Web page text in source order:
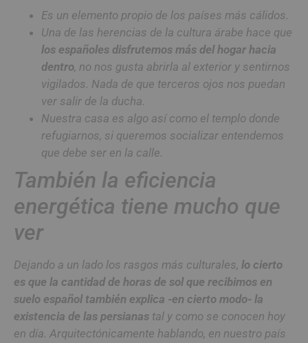
Es un elemento propio de los países más cálidos.
Una de las herencias de la cultura árabe hace que
los españoles disfrutemos más del hogar hacia
dentro, no nos gusta abrirla al exterior y sentirnos
vigilados. Nada de que terceros ojos nos puedan
ver salir de la ducha.
Nuestra casa es algo así como el templo donde
refugiarnos, si queremos socializar entendemos
que debe ser en la calle.
También la eficiencia
energética tiene mucho que
ver
Dejando a un lado los rasgos más culturales, lo cierto
es que la cantidad de horas de sol que recibimos en
suelo español también explica -en cierto modo- la
existencia de las persianas tal y como se conocen hoy
en día. Arquitectónicamente hablando, en nuestro país